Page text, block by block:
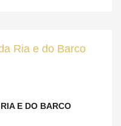
E DO BARCO